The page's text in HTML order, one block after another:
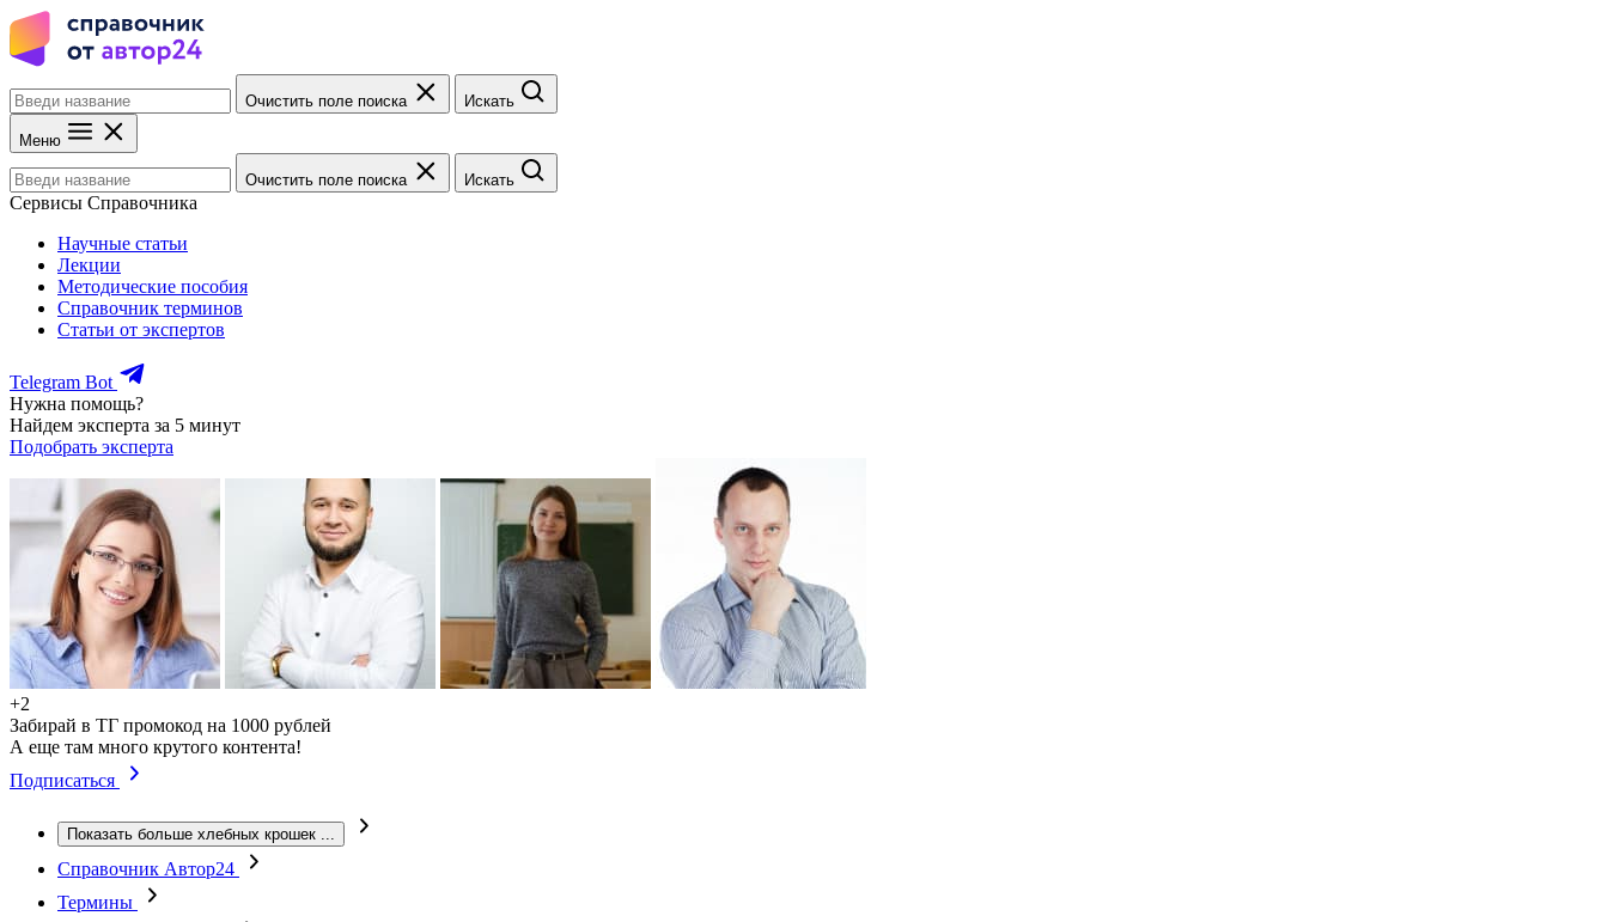
Очистить поле поиска Искать
Меню
Очистить поле поиска Искать
Сервисы Справочника
Научные статьи
Лекции
Методические пособия
Справочник терминов
Статьи от экспертов
Telegram Bot
Нужна помощь?
Найдем эксперта за 5 минут
Подобрать эксперта
+2
Забирай в ТГ промокод на 1000 рублей
А еще там много крутого контента!
Подписаться
Показать больше хлебных крошек ...
Справочник Автор24
Термины